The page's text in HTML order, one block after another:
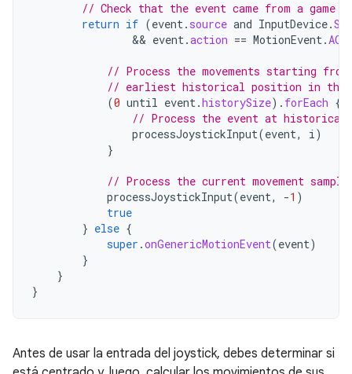
// Check that the event came from a game
return if (event. source and InputDevice.
                &&
event.action == MotionEvent.
// Process the movements starting
// earliest historical position in the
(0 until event.historySize). forEach {
// Process the event at
processJoystickInput(event, i)
}
// Process the current movement
processJoystickInput(event, -1 )
true
} else {
super .onGenericMotionEvent(event)
}
}
}
Antes de usar la entrada del joystick, debes determinar si